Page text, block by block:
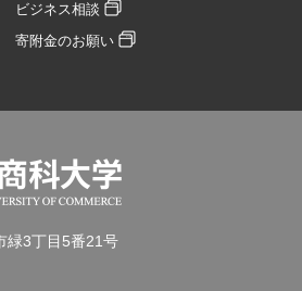
ビジネス相談
寄附金のお願い
緑3丁目5番21号